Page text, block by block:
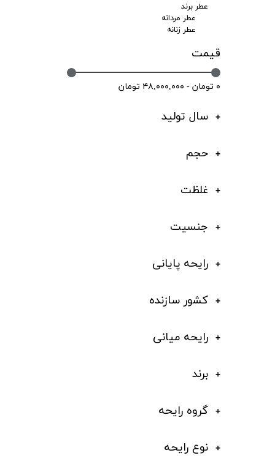
عطر برند
عطر مردانه
عطر زنانه
قیمت
۰ تومان - ۴۸,۰۰۰,۰۰۰ تومان
سال تولید
حجم
غلظت
جنسیت
رایحه پایانی
کشور سازنده
رایحه میانی
برند
گروه رایحه
نوع رایحه